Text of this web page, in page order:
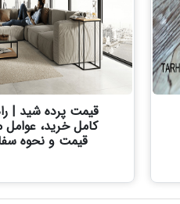
قیمت پرده شید |
کامل خرید، عوامل
قیمت و نحوه